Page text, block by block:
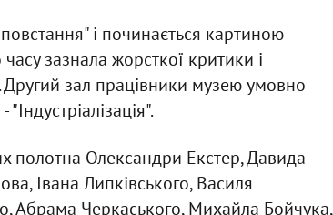
і починається картиною
зазнала жорсткої критики і
зал працівники музею умовно
полотна Олександри Екстер, Давида
Івана Липківського, Василя
Абрама Черкаського, Михайла Бойчука,